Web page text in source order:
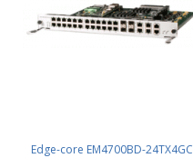
Edge-core EM4700BD-24TX4GC